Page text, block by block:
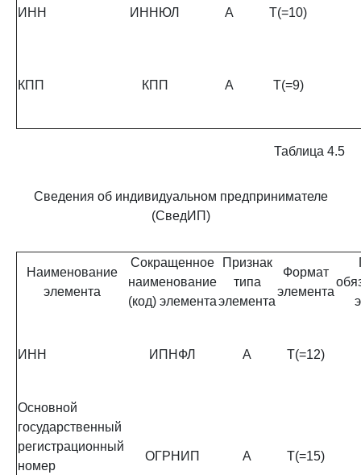
ИНН ИННЮЛ А T(=10)
КПП КПП А T(=9)
Таблица 4.5
Сведения об индивидуальном предпринимателе
(СведИП)
Наименование
элемента
Сокращенное
наименование
(код) элемента
Признак
типа
элемента
Формат
элемента
ИНН ИПНФЛ А T(=12)
Основной
государственный
регистрационный
номер
ОГРНИП А T(=15)